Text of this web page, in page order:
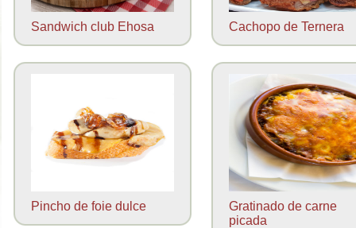
Sandwich club Ehosa Cachopo de Ternera
Pincho de foie dulce
Gratinado de carne
picada